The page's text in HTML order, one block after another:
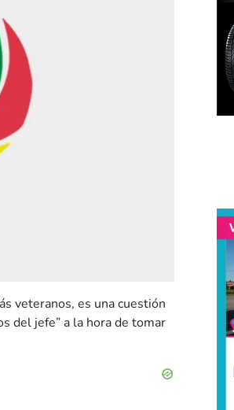
veteranos, es una cuestión
del jefe” a la hora de tomar